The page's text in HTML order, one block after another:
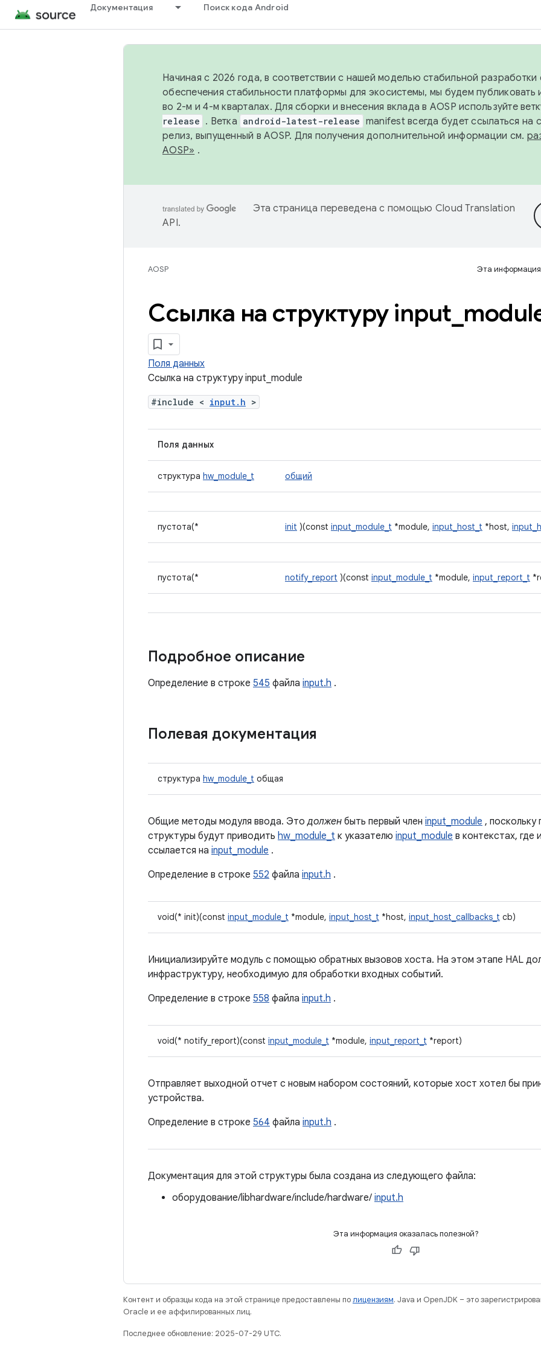
Документация Поиск кода Android
Начиная с 2026 года, в соответствии с нашей моделью стабильной разработки
обеспечения стабильности платформы для экосистемы, мы будем публиковать
во 2-м и 4-м кварталах. Для сборки и внесения вклада в AOSP используйте
release . Ветка android-latest-release manifest всегда будет ссылаться на
релиз, выпущенный в AOSP. Для получения дополнительной информации см.
AOSP» .
Эта страница переведена с помощью Cloud Translation
API.
AOSP Эта информация
Ссылка на структуру input
Поля данных
Ссылка на структуру input_module
#include < input.h >
Поля данных
структура hw_module_t общий
пустота(* init )(const input_module_t *module, input_host_t *host,
пустота(* notify_report )(const input_module_t *module, input_report_t
Подробное описание
Определение в строке 545 файла input.h .
Полевая документация
структура hw_module_t общая
Общие методы модуля ввода. Этодолжен быть первый член input_module , поскольку
структуры будут приводить hw_module_t к указателю input_module в контекстах, где
ссылается на input_module .
Определение в строке 552 файла input.h .
void(* init)(const input_module_t *module, input_host_t *host, input_host_callbacks_t cb)
Инициализируйте модуль с помощью обратных вызовов хоста. На этом этапе HAL
инфраструктуру, необходимую для обработки входных событий.
Определение в строке 558 файла input.h .
void(* notify_report)(const input_module_t *module, input_report_t *report)
Отправляет выходной отчет с новым набором состояний, которые хост хотел бы
устройства.
Определение в строке 564 файла input.h .
Документация для этой структуры была создана из следующего файла:
оборудование/libhardware/include/hardware/ input.h
Эта информация оказалась полезной?
Контент и образцы кода на этой странице предоставлены полицензиям. Java и OpenJDK – это
Oracle и ее аффилированных лиц.
Последнее обновление: 2025-07-29 UTC.